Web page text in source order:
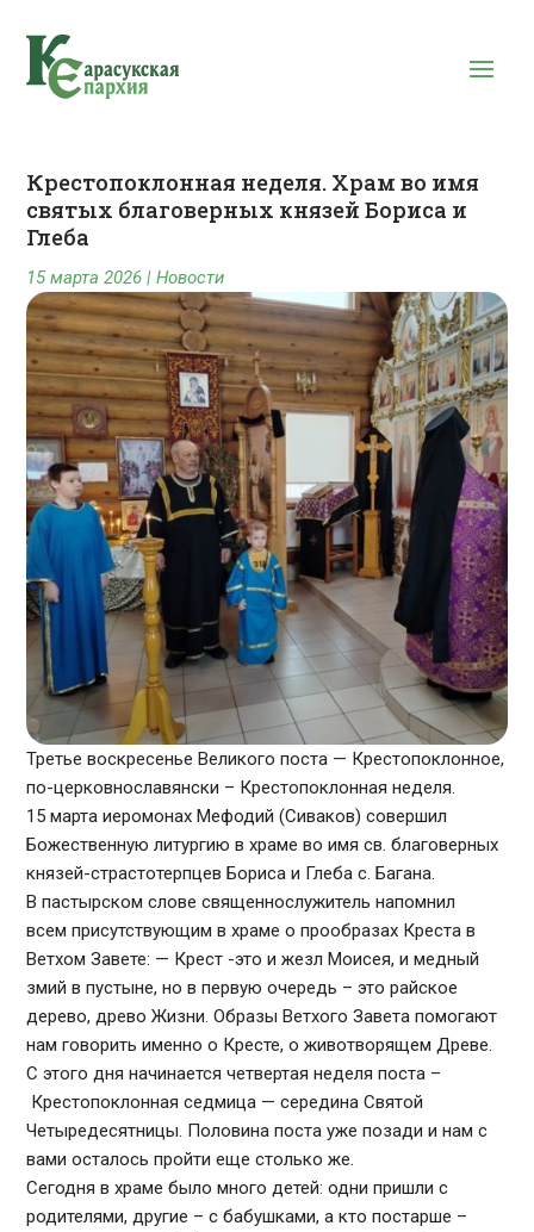
Крестопоклонная неделя. Храм во имя
святых благоверных князей Бориса и
Глеба
15 марта 2026 |Новости
Третье воскресенье Великого поста — Крестопоклонное,
по-церковнославянски – Крестопоклонная неделя.
15 марта иеромонах Мефодий (Сиваков) совершил
Божественную литургию в храме во имя св. благоверных
князей-страстотерпцев Бориса и Глеба с. Багана.
В пастырском слове священнослужитель напомнил
всем присутствующим в храме о прообразах Креста в
Ветхом Завете: — Крест -это и жезл Моисея, и медный
змий в пустыне, но в первую очередь – это райское
дерево, древо Жизни. Образы Ветхого Завета помогают
нам говорить именно о Кресте, о животворящем Древе.
С этого дня начинается четвертая неделя поста –
Крестопоклонная седмица — середина Святой
Четыредесятницы. Половина поста уже позади и нам с
вами осталось пройти еще столько же.
Сегодня в храме было много детей: одни пришли с
родителями, другие – с бабушками, а кто постарше –